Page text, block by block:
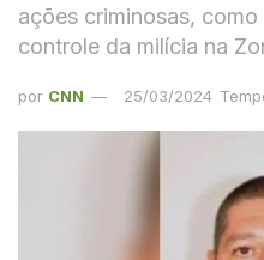
ações criminosas,
controle da milícia na
por CNN 25/03/2024